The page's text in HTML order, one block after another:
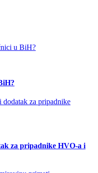
za pripadnike HVO-a i